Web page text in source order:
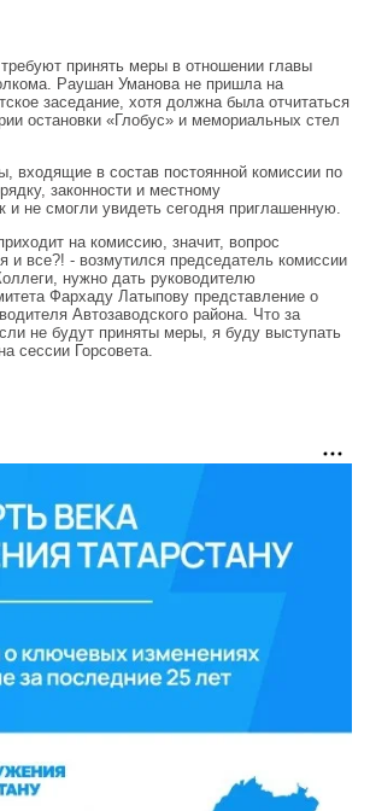
принять меры в отношении главы
Раушан Уманова не пришла на
заседание, хотя должна была отчитаться
остановки «Глобус» и мемориальных стел
входящие в состав постоянной комиссии по
законности и местному
и не смогли увидеть сегодня приглашенную.
на комиссию, значит, вопрос
и все?! - возмутился председатель комиссии
нужно дать руководителю
Фархаду Латыпову представление о
Автозаводского района. Что за
не будут приняты меры, я буду выступать
сессии Горсовета.